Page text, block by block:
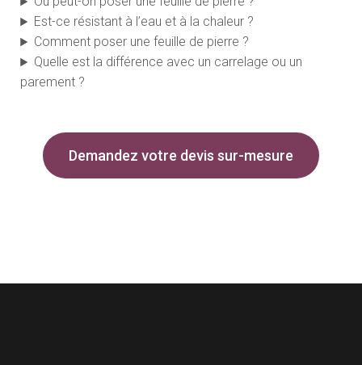
Est-ce résistant à l’eau et à la chaleur ?
Comment poser une feuille de pierre ?
Quelle est la différence avec un carrelage ou un
parement ?
Demandez votre devis sur-mesure